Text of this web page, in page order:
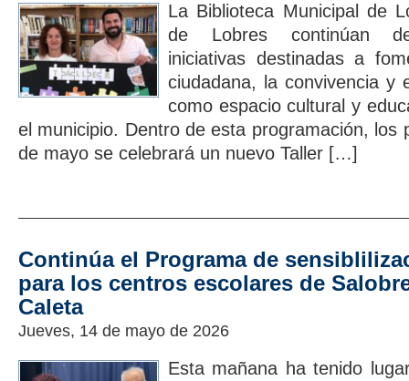
La Biblioteca Municipal de
de Lobres continúan
iniciativas destinadas a
ciudadana, la convivencia y
como espacio cultural y
el municipio. Dentro de esta programación, los
de mayo se celebrará un nuevo Taller […]
Continúa el Programa de
para los centros escolares de
Caleta
Jueves, 14 de mayo de 2026
Esta mañana ha tenido